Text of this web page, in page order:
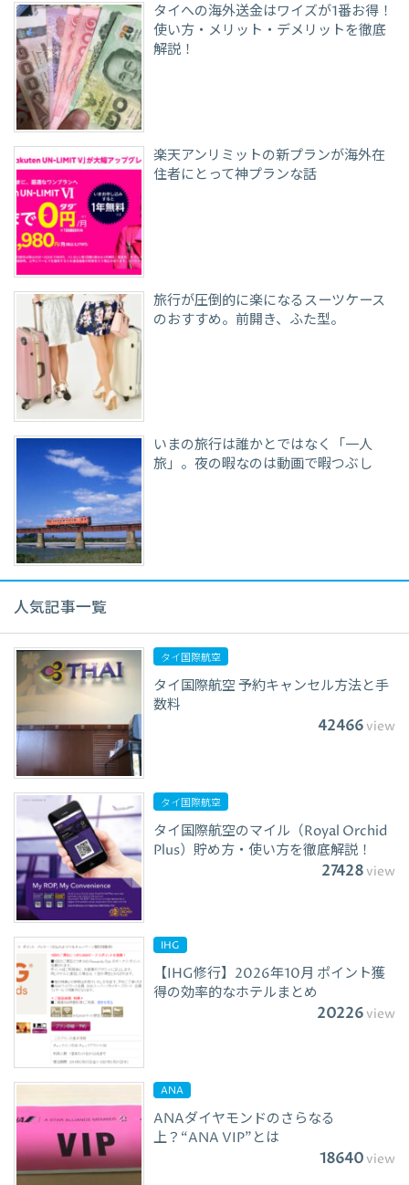
タイへの海外送金はワイズが1番お得！
使い方・メリット・デメリットを徹底
解説！
楽天アンリミットの新プランが海外在
住者にとって神プランな話
旅行が圧倒的に楽になるスーツケース
のおすすめ。前開き、ふた型。
いまの旅行は誰かとではなく「一人
旅」。夜の暇なのは動画で暇つぶし
人気記事一覧
タイ国際航空
タイ国際航空 予約キャンセル方法と手
数料
42466view
タイ国際航空
タイ国際航空のマイル（Royal Orchid
Plus）貯め方・使い方を徹底解説！
27428view
IHG
【IHG修行】2026年10月 ポイント獲
得の効率的なホテルまとめ
20226view
ANA
ANAダイヤモンドのさらなる
上？“ANA VIP”とは
18640view